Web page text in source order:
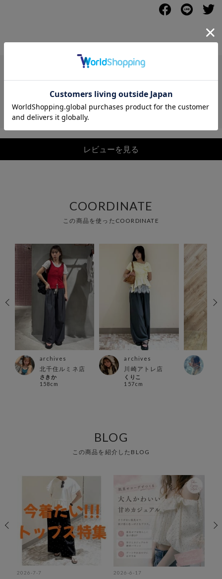
レビュー
レビューを見る
COORDINATE
この商品を使ったCOORDINATE
archives
北千住ルミネ店
さきか
158cm
archives
川崎アトレ店
くりこ
157cm
BLOG
この商品を紹介したBLOG
2026-7-7 2026-6-17